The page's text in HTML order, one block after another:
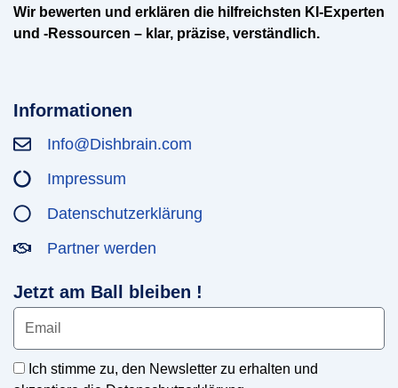
Wir bewerten und erklären die hilfreichsten KI-Experten
und -Ressourcen – klar, präzise, verständlich.
Informationen
Info@Dishbrain.com
Impressum
Datenschutzerklärung
Partner werden
Jetzt am Ball bleiben !
Ich stimme zu, den Newsletter zu erhalten und